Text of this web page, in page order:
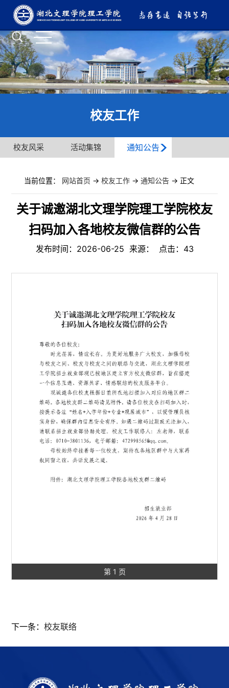
校友工作
校友风采 活动集锦 通知公告
当前位置： 网站首页 ->校友工作 ->通知公告 -> 正文
关于诚邀湖北文理学院理工学院校友
扫码加入各地校友微信群的公告
发布时间：2026-06-25 来源： 点击： 43
第 1 页
下一条：校友联络